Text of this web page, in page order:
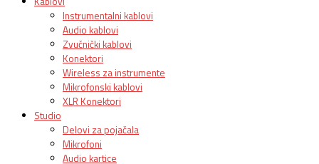
Instrumentalni kablovi
Audio kablovi
Zvučnički kablovi
Konektori
Wireless za instrumente
Mikrofonski kablovi
XLR Konektori
Studio
Delovi za pojačala
Mikrofoni
Audio kartice